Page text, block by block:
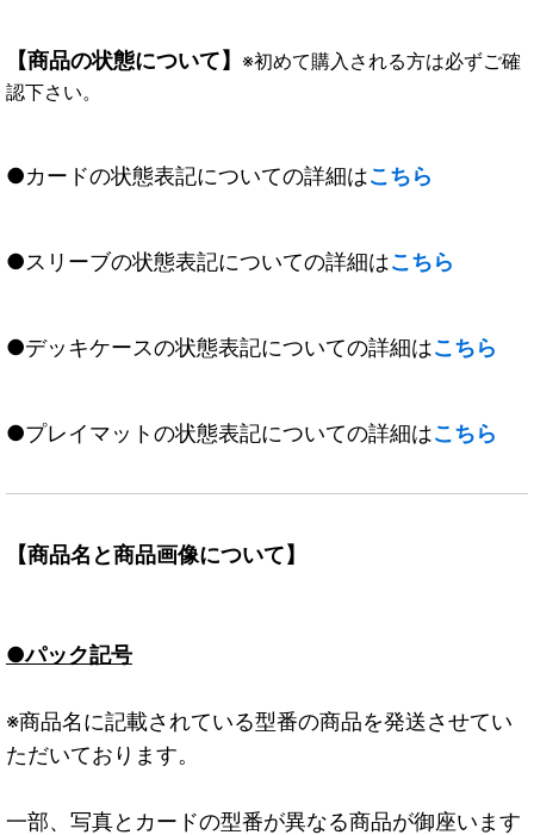
【商品の状態について】 ※初めて購入される方は必ずご確
認下さい。
●カードの状態表記についての詳細はこちら
●スリーブの状態表記についての詳細はこちら
●デッキケースの状態表記についての詳細はこちら
●プレイマットの状態表記についての詳細はこちら
【商品名と商品画像について】
●パック記号
※商品名に記載されている型番の商品を発送させてい
ただいております。
一部、写真とカードの型番が異なる商品が御座います